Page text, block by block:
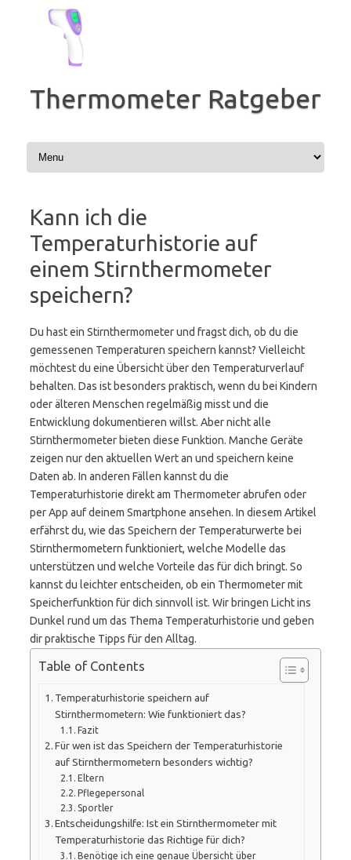
springen
Thermometer Ratgeber
Kann ich die
Temperaturhistorie auf
einem Stirnthermometer
speichern?
Du hast ein Stirnthermometer und fragst dich, ob du die
gemessenen Temperaturen speichern kannst? Vielleicht
möchtest du eine Übersicht über den Temperaturverlauf
behalten. Das ist besonders praktisch, wenn du bei Kindern
oder älteren Menschen regelmäßig misst und die
Entwicklung dokumentieren willst. Aber nicht alle
Stirnthermometer bieten diese Funktion. Manche Geräte
zeigen nur den aktuellen Wert an und speichern keine
Daten ab. In anderen Fällen kannst du die
Temperaturhistorie direkt am Thermometer abrufen oder
per App auf deinem Smartphone ansehen. In diesem Artikel
erfährst du, wie das Speichern der Temperaturwerte bei
Stirnthermometern funktioniert, welche Modelle das
unterstützen und welche Vorteile das für dich bringt. So
kannst du leichter entscheiden, ob ein Thermometer mit
Speicherfunktion für dich sinnvoll ist. Wir bringen Licht ins
Dunkel rund um das Thema Temperaturhistorie und geben
dir praktische Tipps für den Alltag.
Table of Contents
Temperaturhistorie speichern auf
Stirnthermometern: Wie funktioniert das?
Fazit
Für wen ist das Speichern der Temperaturhistorie
auf Stirnthermometern besonders wichtig?
Eltern
Pflegepersonal
Sportler
Entscheidungshilfe: Ist ein Stirnthermometer mit
Temperaturhistorie das Richtige für dich?
Benötige ich eine genaue Übersicht über